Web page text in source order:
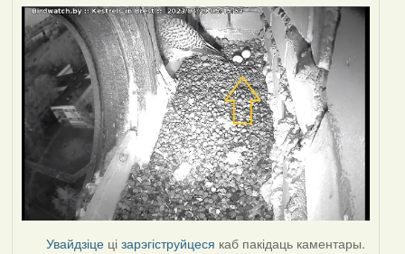
Увайдзіце цізарэгіструйцеся каб пакідаць каментары.